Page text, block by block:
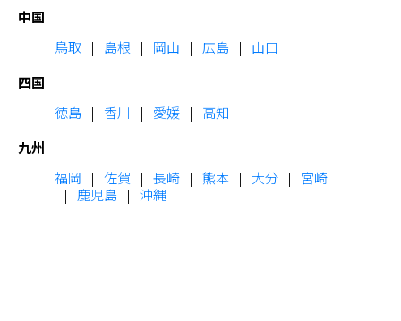
中国
鳥取
島根 岡山 広島
山口
四国
徳島
香川 愛媛
高知
九州
福岡
佐賀 長崎 熊本 大分
宮崎
鹿児島
沖縄